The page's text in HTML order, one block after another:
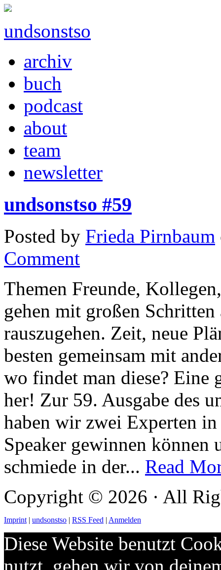
undsonstso
archiv
buch
podcast
about
team
newsletter
undsonstso #59
Posted by Frieda Pirnbaum
Comment
Themen Freunde,
gehen mit großen
rauszugehen. Zeit, neue
besten gemeinsam mit
wo findet man diese? Eine
her! Zur 59. Ausgabe des
haben wir zwei Experten
Speaker gewinnen
schmiede in der... Read
Copyright © 2026 · All
Imprint| undsonstso | RSS Feed | Anmelden
Diese Website benutzt